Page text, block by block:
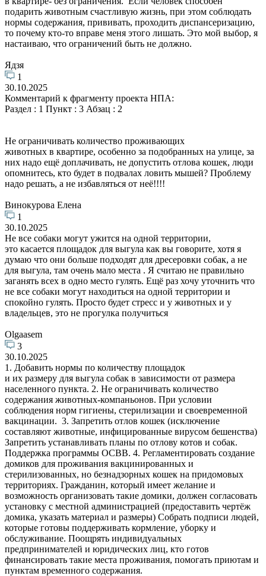
подарить животным счастливую жизнь, при этом соблюдать
нормы содержания, прививать, проходить диспансеризацию,
то почему кто-то вправе меня этого лишать. Это мой выбор, я
настаиваю, что ограничений быть не должно.
Ядзя
1
30.10.2025
Комментарий к фрагменту проекта НПА:
Раздел : 1 Пункт : 3 Абзац : 2
Не ограничивать количество проживающих
животных в квартире, особенно за подобранных на улице, за
них надо ещё доплачивать, не допустить отлова кошек, люди
опомнитесь, кто будет в подвалах ловить мышей? Проблему
надо решать, а не избавляться от неё!!!!
Винокурова Елена
1
30.10.2025
Не все собаки могут ужится на одной территории,
это касается площадок для выгула как вы говорите, хотя я
думаю что они больше подходят для дресеровки собак, а не
для выгула, там очень мало места . Я считаю не правильно
заганять всех в одно место гулять. Ещё раз хочу уточнить что
не все собаки могут находиться на одной территории и
спокойно гулять. Просто будет стресс и у животных и у
владельцев, это не прогулка получиться
Olgaasem
3
30.10.2025
1. Добавить нормы по количеству площадок
и их размеру для выгула собак в зависимости от размера
населенного пункта. 2. Не ограничивать количество
содержания животных-компаньонов. При условии
соблюдения норм гигиены, стерилизации и своевременной
вакцинации. 3. Запретить отлов кошек (исключение
составляют животные, инфицированные вирусом бешенства)
Запретить устанавливать планы по отлову котов и собак.
Поддержка программы ОСВВ. 4. Регламентировать создание
домиков для проживания вакцинированных и
стерилизованных, но безнадзорных кошек на придомовых
территориях. Гражданин, который имеет желание и
возможность организовать такие домики, должен согласовать
установку с местной администрацией (предоставить чертёж
домика, указать материал и размеры) Собрать подписи людей,
которые готовы поддерживать кормление, уборку и
обслуживание. Поощрять индивидуальных
предпринимателей и юридических лиц, кто готов
финансировать такие места проживания, помогать приютам и
пунктам временного содержания.